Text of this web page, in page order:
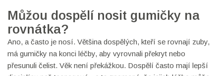
Můžou dospělí nosit gumičky na
rovnátka?
Ano, a často je nosí. Většina dospělých, kteří se rovnají zuby,
má gumičky na konci léčby, aby vyrovnali překryt nebo
přesunuli čelist. Věk není překážkou. Dospělí často mají lepší